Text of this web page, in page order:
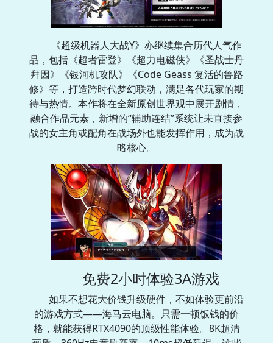
《超级机器人大战Y》亦继续集合历代人气作
品，包括《超者雷登》《超力电磁侠》《圣战士丹
拜因》《银河机攻队》《Code Geass 复活的鲁路
修》等，打造跨时代梦幻联动，满足各代玩家的期
待与热情。本作将在全新原创世界观中展开剧情，
融合作品元素，新增的“辅助连结”系统让未直接参
战的女主角或配角在战场外也能发挥作用，成为战
略核心。
免费2小时体验3A游戏
如果不想花大价钱升级硬件，不如体验更前沿
的游戏方式——海马云电脑。只需一顿饭钱的价
格，就能获得RTX4090的顶级性能体验。8K超清